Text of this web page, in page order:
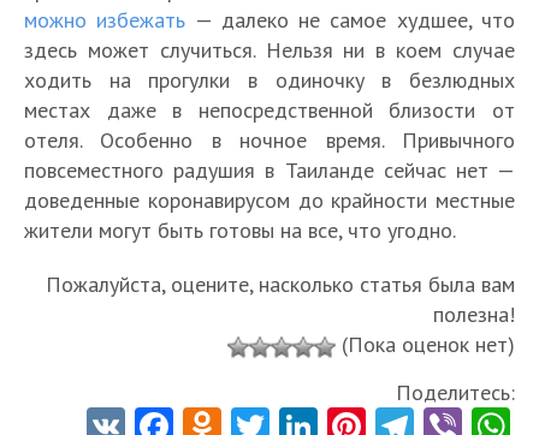
можно избежать — далеко не самое худшее, что
здесь может случиться. Нельзя ни в коем случае
ходить на прогулки в одиночку в безлюдных
местах даже в непосредственной близости от
отеля. Особенно в ночное время. Привычного
повсеместного радушия в Таиланде сейчас нет —
доведенные коронавирусом до крайности местные
жители могут быть готовы на все, что угодно.
Пожалуйста, оцените, насколько статья была вам
полезна!
(Пока оценок нет)
Поделитесь: